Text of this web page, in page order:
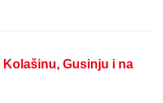
Gusinju i na